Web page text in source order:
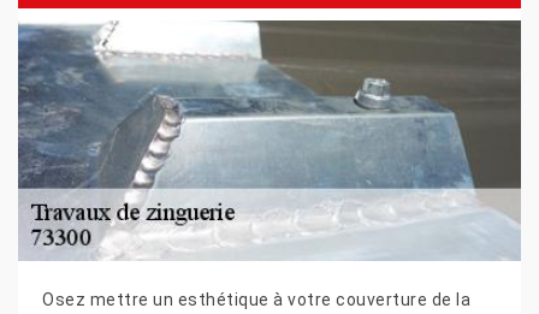
Osez mettre un esthétique à votre couverture de la